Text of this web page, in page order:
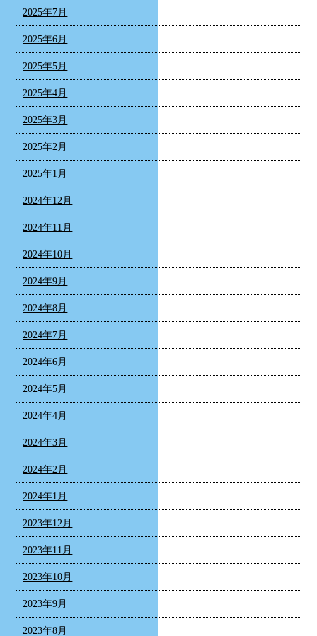
2025年7月
2025年6月
2025年5月
2025年4月
2025年3月
2025年2月
2025年1月
2024年12月
2024年11月
2024年10月
2024年9月
2024年8月
2024年7月
2024年6月
2024年5月
2024年4月
2024年3月
2024年2月
2024年1月
2023年12月
2023年11月
2023年10月
2023年9月
2023年8月